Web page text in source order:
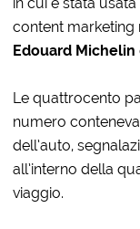
content marketing
Edouard Michelin
Le quattrocento
numero
dell’auto,
all’interno della
viaggio.